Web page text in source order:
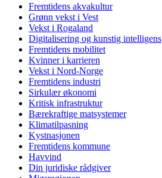
Fremtidens akvakultur
Grønn vekst i Vest
Vekst i Rogaland
Digitalisering og kunstig intelligens
Fremtidens mobilitet
Kvinner i karrieren
Vekst i Nord-Norge
Fremtidens industri
Sirkulær økonomi
Kritisk infrastruktur
Bærekraftige matsystemer
Klimatilpasning
Kystnasjonen
Fremtidens kommune
Havvind
Din juridiske rådgiver